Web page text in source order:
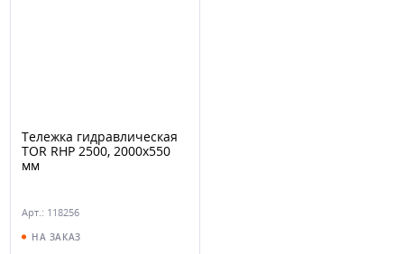
Тележка гидравлическая
TOR RHP 2500, 2000х550
мм
Арт.: 118256
НА ЗАКАЗ